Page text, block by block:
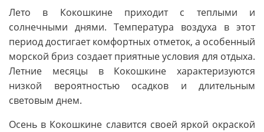
Лето в Кокошкине приходит с теплыми и
солнечными днями. Температура воздуха в этот
период достигает комфортных отметок, а особенный
морской бриз создает приятные условия для отдыха.
Летние месяцы в Кокошкине характеризуются
низкой вероятностью осадков и длительным
световым днем.
Осень в Кокошкине славится своей яркой окраской